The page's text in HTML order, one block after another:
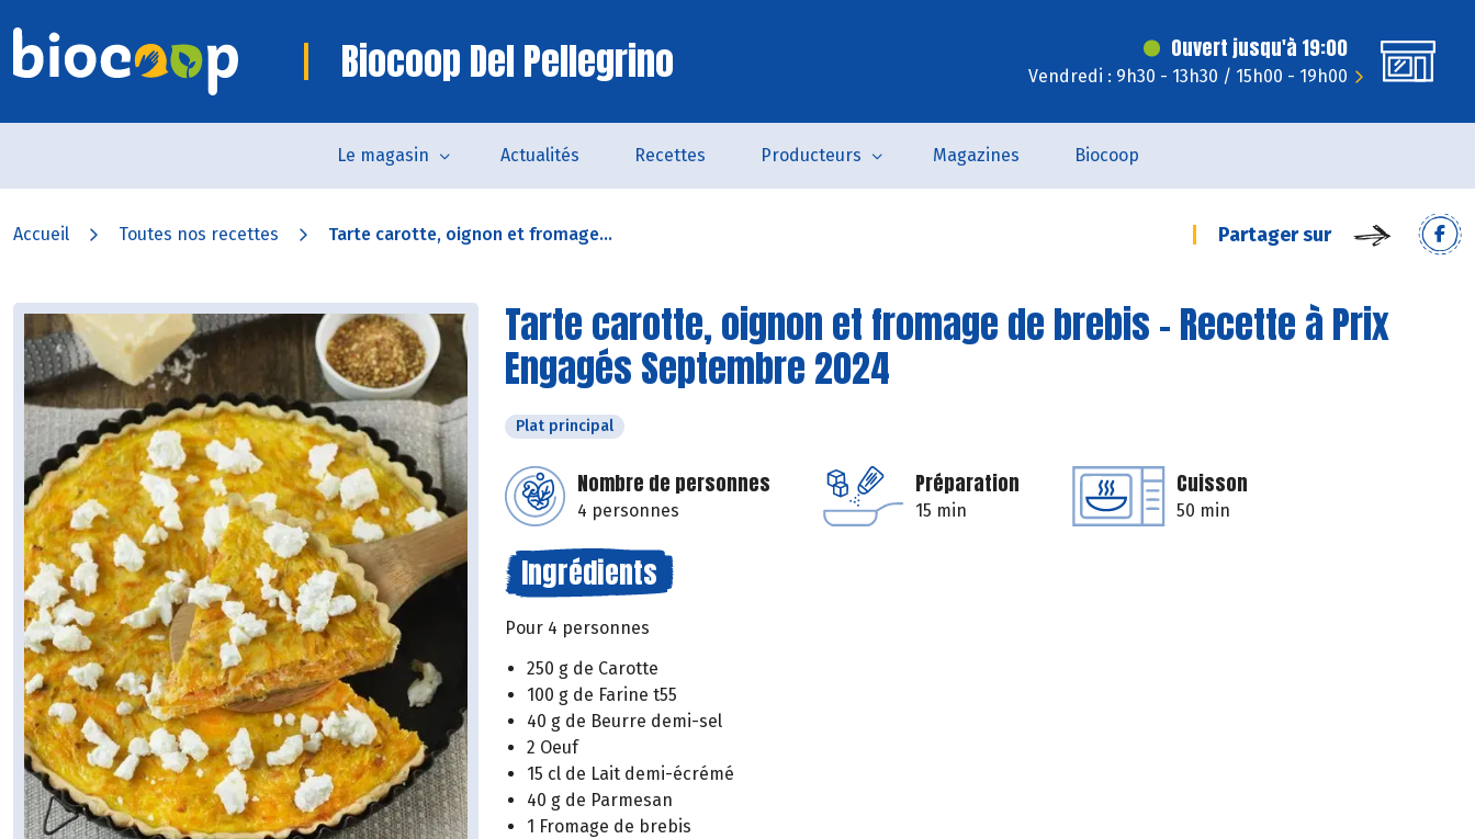
Biocoop Del Pellegrino Ouvert jusqu'à 19:00
Vendredi : 9h30 - 13h30 / 15h00 - 19h00
Le magasin Actualités Recettes Producteurs Magazines Biocoop
Accueil Toutes nos recettes Tarte carotte, oignon et fromage... Partager sur
Tarte carotte, oignon et fromage de brebis - Recette à Prix
Engagés Septembre 2024
Plat principal
Nombre de personnes
4 personnes
Préparation
15 min
Cuisson
50 min
Ingrédients
Pour 4 personnes
250 g de Carotte
100 g de Farine t55
40 g de Beurre demi-sel
2 Oeuf
15 cl de Lait demi-écrémé
40 g de Parmesan
1 Fromage de brebis